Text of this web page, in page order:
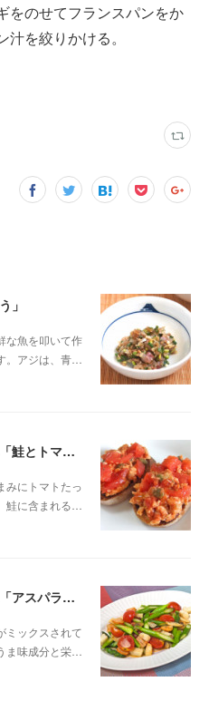
をのせてフランスパンをか
を絞りかける。
」
な魚を叩いて作
。アジは、青…
鮭のアスタキサンチンで抗酸化「鮭とトマトのブルスケッタ」
みにトマトたっ
鮭に含まれる…
旬のアスパラと魚介類のうま味「アスパラのシーフード炒め」
ミックスされて
ま味成分と栄…